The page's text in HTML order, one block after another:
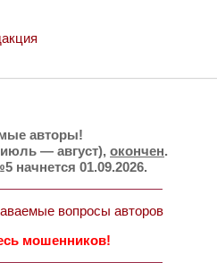
авторы!
— август), окончен.
начнется 01.09.2026.
вопросы авторов
мошенников!